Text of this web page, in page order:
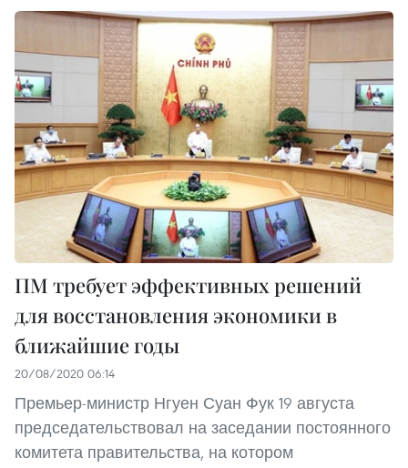
ПМ требует эффективных решений
для восстановления экономики в
ближайшие годы
20/08/2020 06:14
Премьер-министр Нгуен Суан Фук 19 августа
председательствовал на заседании постоянного
комитета правительства, на котором